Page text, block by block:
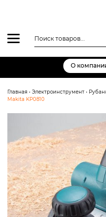
товаров
О
Главная • Электроинструмент •
Makita KP0810